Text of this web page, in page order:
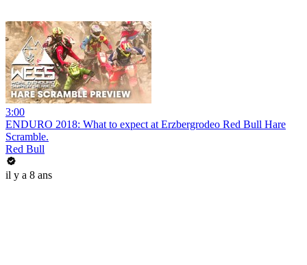
3:00
ENDURO 2018: What to expect at Erzbergrodeo Red Bull Hare
Scramble.
Red Bull
il y a 8 ans